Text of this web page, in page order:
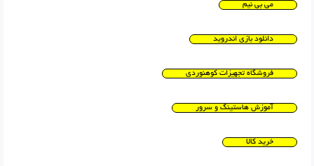
می بی نیم
دانلود بازی اندروید
فروشگاه تجهیزات کوهنوردی
آموزش هاستینگ و سرور
خرید کالا